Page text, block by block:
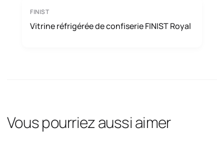
FINIST
Vitrine réfrigérée de confiserie FINIST Royal
Vous pourriez aussi aimer